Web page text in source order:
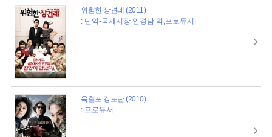
위험한 상견례 (2011)
: 단역-국제시장 안경남 역,프로듀서
육혈포 강도단 (2010)
: 프로듀서